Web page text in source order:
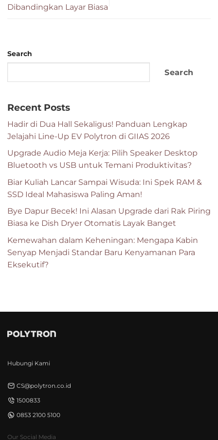
Dibandingkan Layar Biasa
Search
Search
Recent Posts
Hadir di Dua Hall Sekaligus! Panduan Lengkap
Jelajahi Line-Up EV Polytron di GIIAS 2026
Upgrade Audio Meja Kerja: Pilih Speaker Desktop
Bluetooth vs USB untuk Temani Produktivitas?
Biar Kuliah Lancar Sampai Wisuda: Ini Spek RAM &
SSD Ideal Mahasiswa Paling Aman!
Bye Dapur Becek! Ini Alasan Upgrade dari Rak Piring
Biasa ke Dish Dryer Otomatis Layak Banget
Kemewahan dalam Keheningan: Mengapa Kabin
Senyap Menjadi Standar Baru Kenyamanan Para
Eksekutif?
Hubungi Kami
CS@polytron.co.id
1500833
0853 2100 5100
Our Social Media